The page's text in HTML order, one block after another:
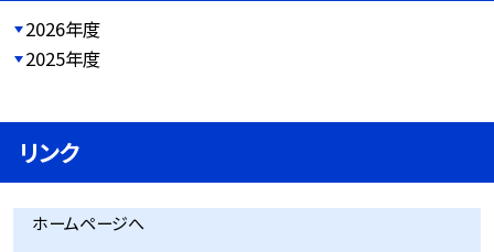
2026年度
2025年度
リンク
ホームページへ